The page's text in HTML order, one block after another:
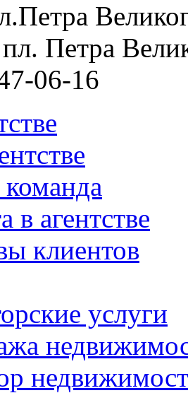
Петра
06-16
в агентстве
клиентов
услуги